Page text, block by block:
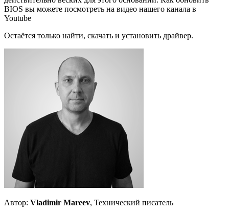
BIOS вы можете посмотреть на видео нашего канала в
Youtube
Остаётся только найти, скачать и установить драйвер.
Автор: Vladimir Mareev, Технический писатель